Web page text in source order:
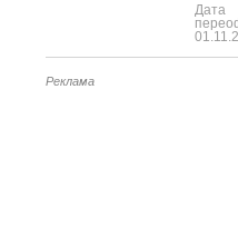
Дата
Реклама